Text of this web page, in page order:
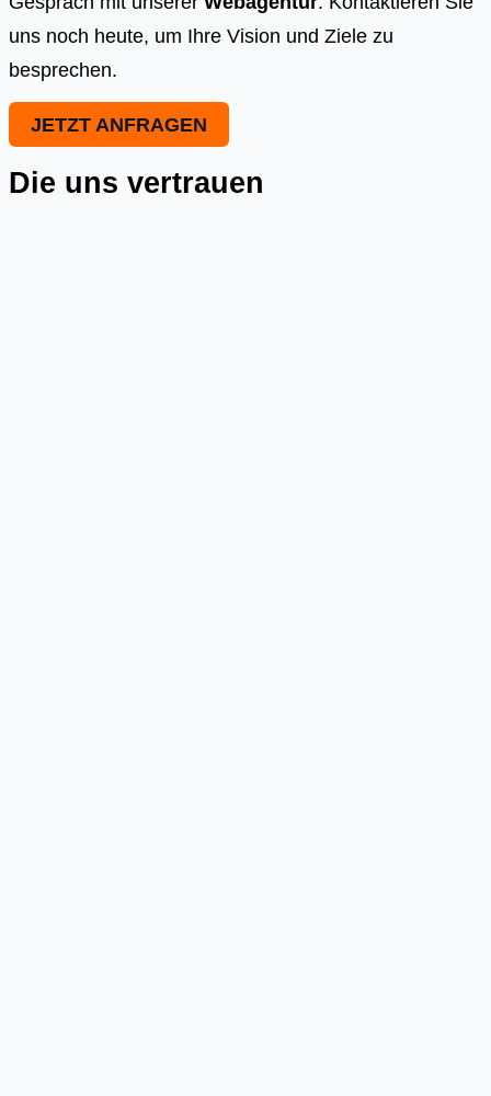
uns noch heute, um Ihre Vision und Ziele zu
besprechen.
JETZT ANFRAGEN
Die uns vertrauen